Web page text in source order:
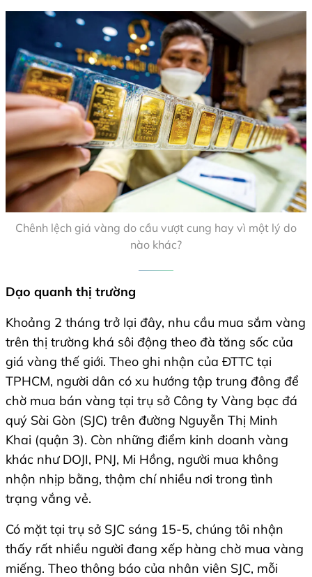
Chênh lệch giá vàng do cầu vượt cung hay vì một lý do
nào khác?
Dạo quanh thị trường
Khoảng 2 tháng trở lại đây, nhu cầu mua sắm vàng
trên thị trường khá sôi động theo đà tăng sốc của
giá vàng thế giới. Theo ghi nhận của ĐTTC tại
TPHCM, người dân có xu hướng tập trung đông để
chờ mua bán vàng tại trụ sở Công ty Vàng bạc đá
quý Sài Gòn (SJC) trên đường Nguyễn Thị Minh
Khai (quận 3). Còn những điểm kinh doanh vàng
khác như DOJI, PNJ, Mi Hồng, người mua không
nhộn nhịp bằng, thậm chí nhiều nơi trong tình
trạng vắng vẻ.
Có mặt tại trụ sở SJC sáng 15-5, chúng tôi nhận
thấy rất nhiều người đang xếp hàng chờ mua vàng
miếng. Theo thông báo của nhân viên SJC, mỗi